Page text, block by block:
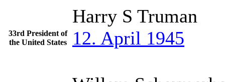
33rd President of
the United States
Harry S Truman
12. April 1945